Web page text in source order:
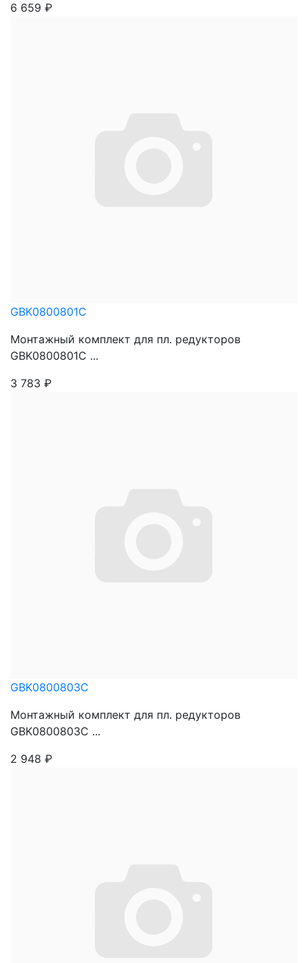
6 659 ₽
GBK0800801C
Монтажный комплект для пл. редукторов
GBK0800801C ...
3 783 ₽
GBK0800803C
Монтажный комплект для пл. редукторов
GBK0800803C ...
2 948 ₽